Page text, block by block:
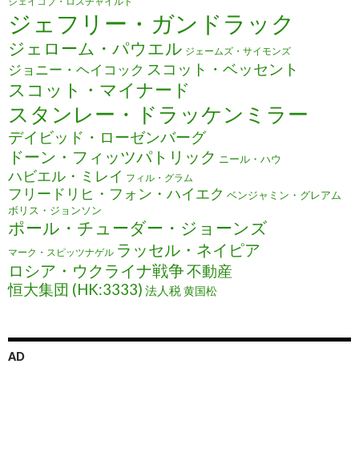
ジェフリー・ガンドラック
ジェローム・パウエル ジェームズ・サイモンズ
ジョニー・ヘイコック スコット・ベッセント
スコット・マイナード
スタンレー・ドラッケンミラー
デイビッド・ローゼンバーグ
ドーン・フィッツパトリック ニール・ハウ
ハビエル・ミレイ フィル・グラム
フリードリヒ・フォン・ハイエク ベンジャミン・グレアム
ボリス・ジョンソン
ポール・チューダー・ジョーンズ
マーク・スピッツナゲル ラッセル・ネイピア
ロシア・ウクライナ戦争不動産
恒大集団 (HK:3333) 法人税黄国松
AD